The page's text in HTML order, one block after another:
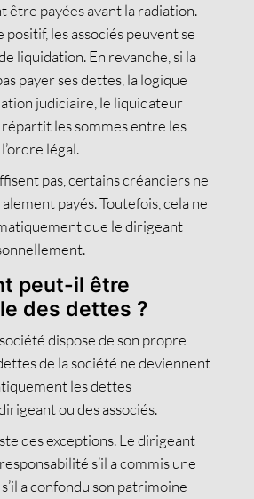
être payées avant la radiation.
positif, les associés peuvent se
liquidation. En revanche, si la
payer ses dettes, la logique
judiciaire, le liquidateur
les sommes entre les
légal.
pas, certains créanciers ne
payés. Toutefois, cela ne
que le dirigeant
peut-il être
des dettes ?
dispose de son propre
de la société ne deviennent
les dettes
ou des associés.
des exceptions. Le dirigeant
s’il a commis une
a confondu son patrimoine